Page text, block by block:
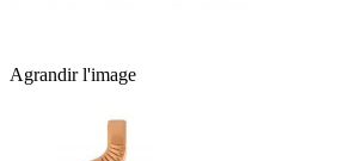
Agrandir l'image